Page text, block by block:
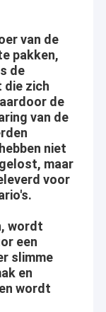
van de
pakken,
de
die zich
de
van de
niet
maar
voor
wordt
een
slimme
en
wordt